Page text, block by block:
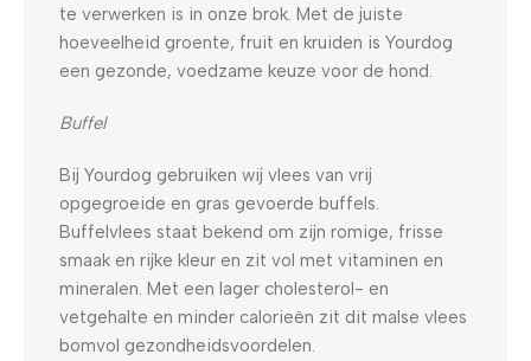
te verwerken is in onze brok. Met de juiste
hoeveelheid groente, fruit en kruiden is Yourdog
een gezonde, voedzame keuze voor de hond.
Buffel
Bij Yourdog gebruiken wij vlees van vrij
opgegroeide en gras gevoerde buffels.
Buffelvlees staat bekend om zijn romige, frisse
smaak en rijke kleur en zit vol met vitaminen en
mineralen. Met een lager cholesterol- en
vetgehalte en minder calorieën zit dit malse vlees
bomvol gezondheidsvoordelen.